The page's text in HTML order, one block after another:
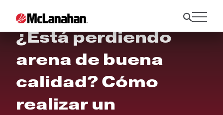
¿Está perdiendo
arena de buena
calidad? Cómo
realizar un